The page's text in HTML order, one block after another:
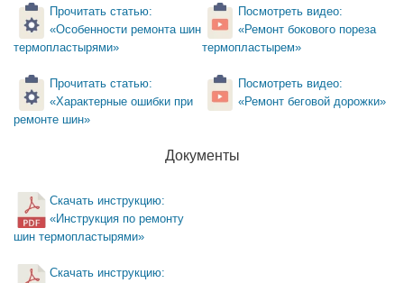
Прочитать статью:
«Особенности ремонта шин
термопластырями»
Прочитать статью:
«Характерные ошибки при
ремонте шин»
Посмотреть видео:
«Ремонт бокового пореза
термопластырем»
Посмотреть видео:
«Ремонт беговой дорожки»
Документы
Скачать инструкцию:
«Инструкция по ремонту
шин термопластырями»
Скачать инструкцию: